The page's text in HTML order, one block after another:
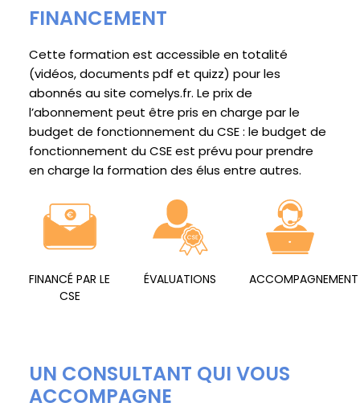
FINANCEMENT
Cette formation est accessible en totalité
(vidéos, documents pdf et quizz) pour les
abonnés au site comelys.fr. Le prix de
l’abonnement peut être pris en charge par le
budget de fonctionnement du CSE : le budget de
fonctionnement du CSE est prévu pour prendre
en charge la formation des élus entre autres.
FINANCÉ PAR LE
CSE
ÉVALUATIONS ACCOMPAGNEMENT
UN CONSULTANT QUI VOUS
ACCOMPAGNE